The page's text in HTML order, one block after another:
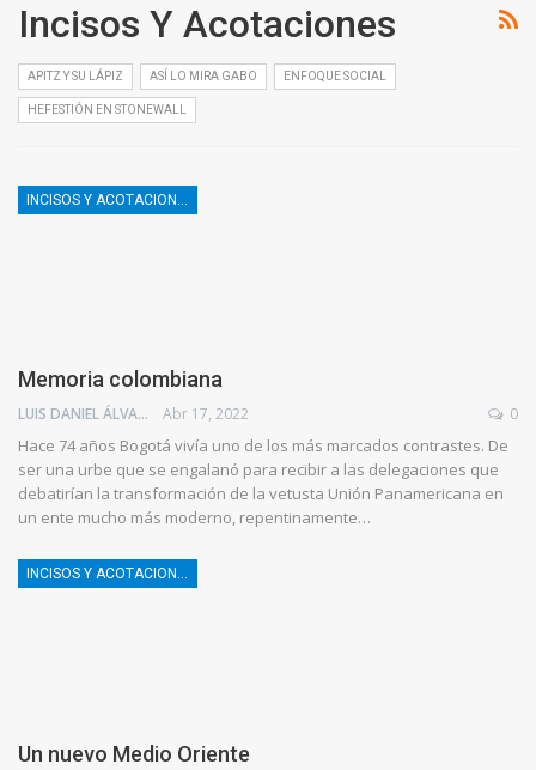
Incisos Y Acotaciones
APITZ Y SU LÁPIZ ASÍ LO MIRA GABO ENFOQUE SOCIAL
HEFESTIÓN EN STONEWALL
INCISOS Y ACOTACIONES
Memoria colombiana
LUIS DANIEL ÁLVAREZ Abr 17, 2022 0
Hace 74 años Bogotá vivía uno de los más marcados contrastes. De
ser una urbe que se engalanó para recibir a las delegaciones que
debatirían la transformación de la vetusta Unión Panamericana en
un ente mucho más moderno, repentinamente…
INCISOS Y ACOTACIONES
Un nuevo Medio Oriente